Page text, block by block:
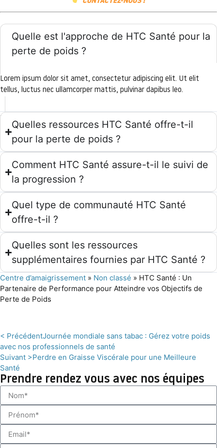
Quelle est l'approche de HTC Santé pour la
perte de poids ?
Lorem ipsum dolor sit amet, consectetur adipiscing elit. Ut elit
tellus, luctus nec ullamcorper mattis, pulvinar dapibus leo.
Quelles ressources HTC Santé offre-t-il
pour la perte de poids ?
Comment HTC Santé assure-t-il le suivi de
la progression ?
Quel type de communauté HTC Santé
offre-t-il ?
Quelles sont les ressources
supplémentaires fournies par HTC Santé ?
Centre d’amaigrissement » Non classé » HTC Santé : Un
Partenaire de Performance pour Atteindre vos Objectifs de
Perte de Poids
< PrécédentJournée mondiale sans tabac : Gérez votre poids
avec nos professionnels de santé
Suivant >Perdre en Graisse Viscérale pour une Meilleure
Santé
Prendre rendez vous avec nos équipes